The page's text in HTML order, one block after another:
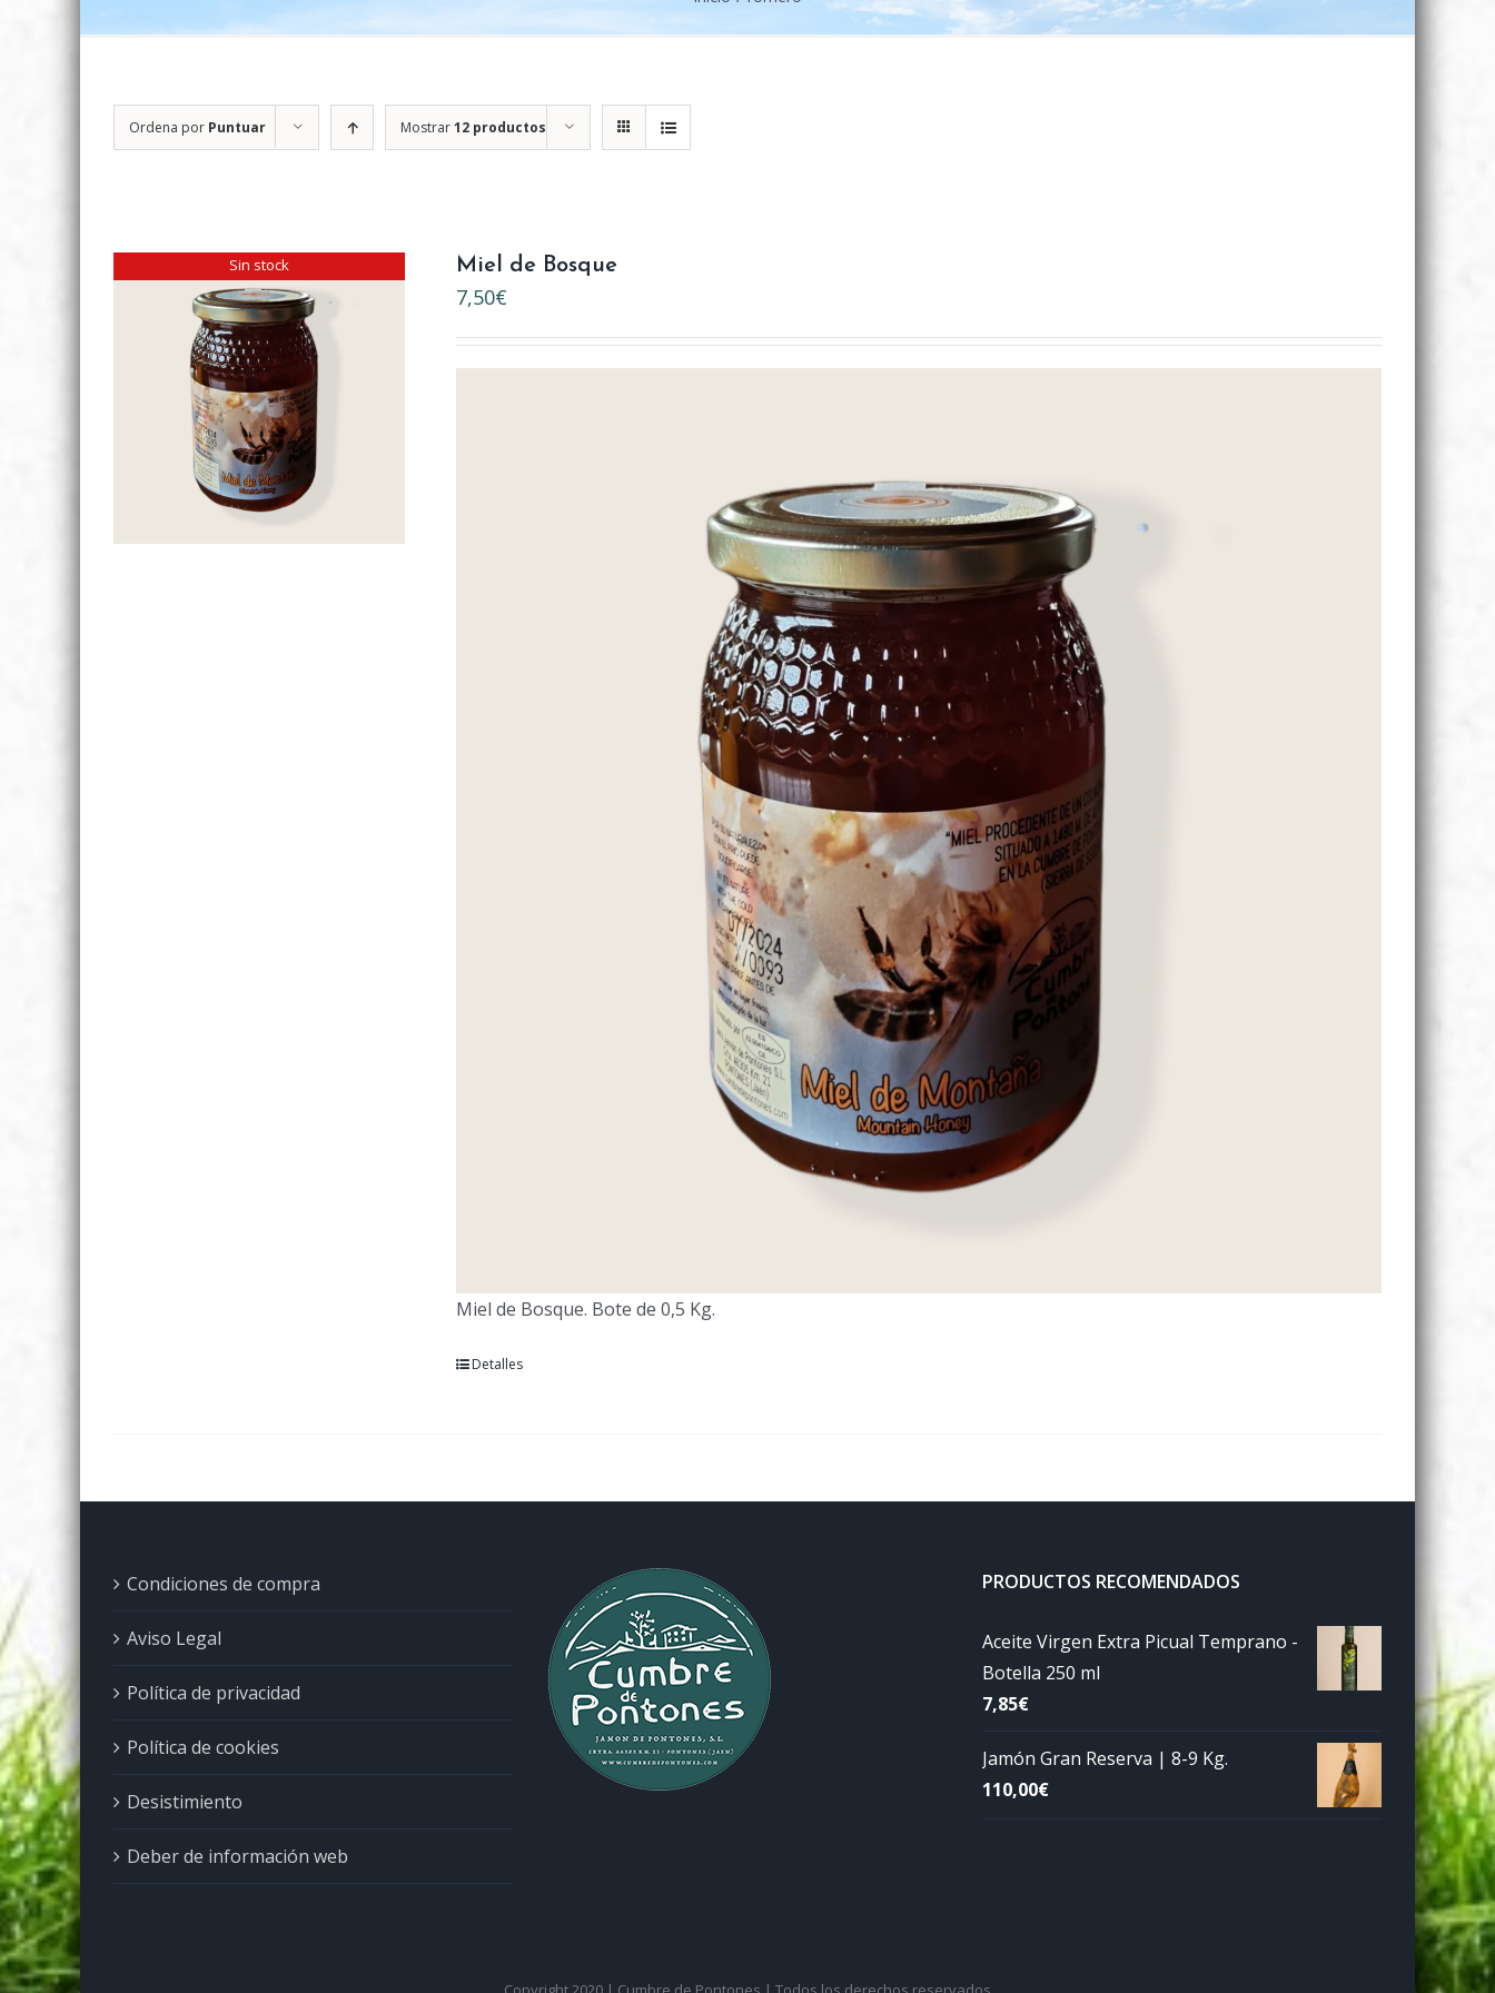
Ordena por Puntuar Mostrar12 productos
Sin stock Miel de Bosque
7,50€
Miel de Bosque. Bote de 0,5 Kg.
Detalles
Condiciones de compra
Aviso Legal
Política de privacidad
Política de cookies
Desistimiento
Deber de información web
PRODUCTOS RECOMENDADOS
Aceite Virgen Extra Picual Temprano -
Botella 250 ml
7,85€
Jamón Gran Reserva | 8-9 Kg.
110,00€